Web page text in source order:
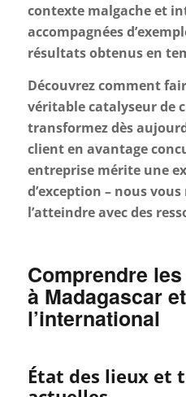
contexte malgache et
accompagnées
résultats obtenus en
Découvrez comment
véritable catalyseur de
transformez dès
client en avantage
entreprise mérite une
d’exception – nous
l’atteindre avec des
Comprendre
à Madagascar
l’international
État des lieux et